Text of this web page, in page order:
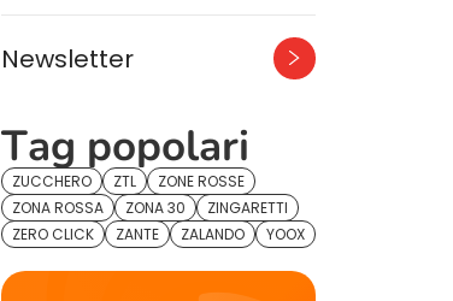
Newsletter
Tag popolari
ZUCCHERO ZTL
ZONE ROSSE
ZONA ROSSA
ZONA 30
ZINGARETTI
ZERO CLICK
ZANTE ZALANDO YOOX